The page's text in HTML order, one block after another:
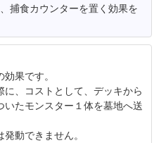
捕食カウンターを置く効果を
果です。
に、コストとして、デッキから
いたモンスター１体を墓地へ送
動できません。